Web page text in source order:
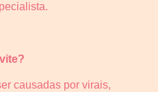
causadas por virais,